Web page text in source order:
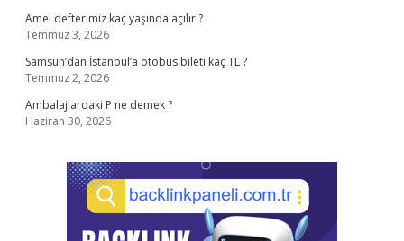
Amel defterimiz kaç yaşında açılır ?
Temmuz 3, 2026
Samsun’dan İstanbul’a otobüs bileti kaç TL ?
Temmuz 2, 2026
Ambalajlardaki P ne demek ?
Haziran 30, 2026